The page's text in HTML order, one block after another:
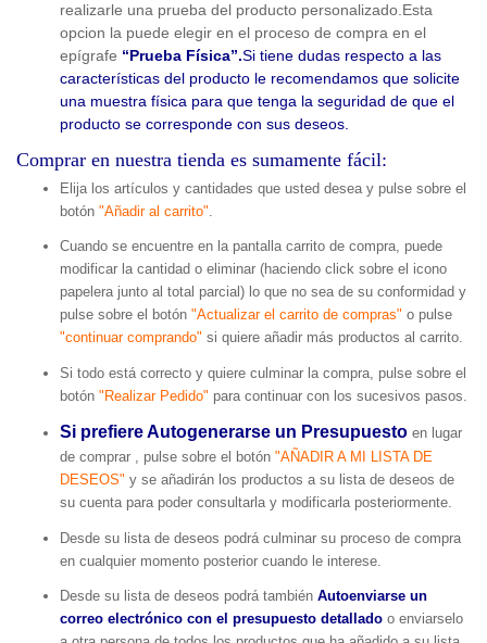
realizarle una prueba del producto personalizado.Esta
opcion la puede elegir en el proceso de compra en el
epígrafe “Prueba Física”.Si tiene dudas respecto a las
características del producto le recomendamos que solicite
una muestra física para que tenga la seguridad de que el
producto se corresponde con sus deseos.
Comprar en nuestra tienda es sumamente fácil:
Elija los artículos y cantidades que usted desea y pulse sobre el
botón "Añadir al carrito"
Cuando se encuentre en la pantalla carrito de compra, puede
modificar la cantidad o eliminar (haciendo click sobre el icono
papelera junto al total parcial) lo que no sea de su conformidad y
pulse sobre el botón "Actualizar el carrito de compras" o pulse
"continuar comprando" si quiere añadir más productos al carrito.
Si todo está correcto y quiere culminar la compra, pulse sobre el
botón "Realizar Pedido" para continuar con los sucesivos pasos.
Si prefiere Autogenerarse un Presupuesto en lugar
de comprar , pulse sobre el botón "AÑADIR A MI LISTA DE
DESEOS" y se añadirán los productos a su lista de deseos de
su cuenta para poder consultarla y modificarla posteriormente.
Desde su lista de deseos podrá culminar su proceso de compra
en cualquier momento posterior cuando le interese.
Desde su lista de deseos podrá también Autoenviarse un
correo electrónico con el presupuesto detallado o enviarselo